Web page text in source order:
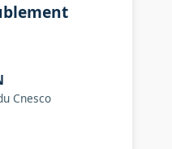
Cnesco